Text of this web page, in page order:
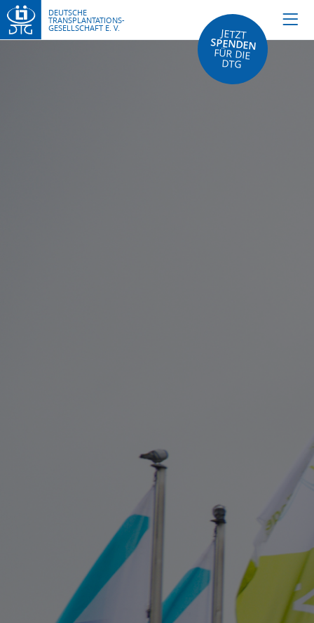
DEUTSCHE
TRANSPLANTATIONS-
GESELLSCHAFT E. V. JETZT
SPENDEN
FÜR DIE
DTG